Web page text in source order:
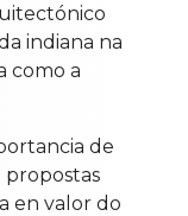
indiana na
como a
de
propostas
en valor do